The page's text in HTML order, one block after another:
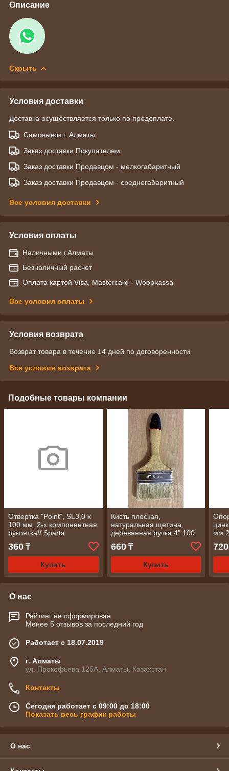
Описание
Скрыть
Условия доставки
Доставка осуществляется только по предоплате.
Самовывоз г. Алматы
Заказ доставки Покупателем
Заказ доставки Продавцом - мелкогабаритный
Заказ доставки Продавцом - среднегабаритный
Все условия доставки
Условия оплаты
Наличными г.Алматы
Безналичный расчет
Оплата картой Visa, Mastercard - Woopkassa
Все условия оплаты
Условия возврата
Возврат товара в течение 14 дней по договоренности
Все условия возврата
Подобные товары компании
Отвертка "Point", SL3,0 х
100 мм, 2-х компонентная
рукоятка// Sparta
360 ₸
Купить
Кисть плоская,
натуральная щетина,
деревянная ручка 4" 100
660₸
Купить
мм
720
О нас
Рейтинг не сформирован
Менее 5 отзывов за последний год
Работает с 18.07.2019
г. Алматы
ул. Прокофьева 125А, Алматы, Казахстан
Контакты
Сегодня работает с 09:00 до 18:00
Показать весь график работы
О нас